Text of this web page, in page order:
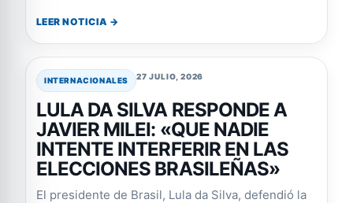
LEER NOTICIA →
INTERNACIONALES 27 JULIO, 2026
LULA DA SILVA RESPONDE A
JAVIER MILEI: «QUE NADIE
INTENTE INTERFERIR EN LAS
ELECCIONES BRASILEÑAS»
El presidente de Brasil, Lula da Silva, defendió la